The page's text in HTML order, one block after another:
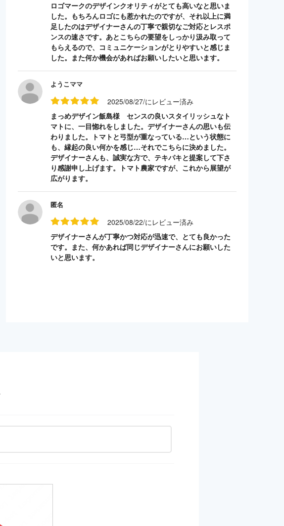
ロゴマークのデザインクオリティがとても高いなと思いま
した。もちろんロゴにも惹かれたのですが、それ以上に満
足したのはデザイナーさんの丁寧で親切なご対応とレスポ
ンスの速さです。あとこちらの要望をしっかり汲み取って
もらえるので、コミュニケーションがとりやすいと感じま
した。また何か機会があればお願いしたいと思います。
ようこママ
2025/08/27/にレビュー済み
まっめデザイン飯島様 センスの良いスタイリッシュなト
マトに、一目惚れをしました。デザイナーさんの思いも伝
わりました。トマトと弓型が重なっている…という状態に
も、縁起の良い何かを感じ…それでこちらに決めました。
デザイナーさんも、誠実な方で、テキパキと提案して下さ
り感謝申し上げます。トマト農家ですが、これから展望が
広がります。
匿名
2025/08/22/にレビュー済み
デザイナーさんが丁寧かつ対応が迅速で、とても良かった
です。また、何かあれば同じデザイナーさんにお願いした
いと思います。